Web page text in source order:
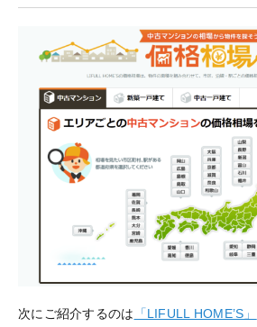
次にご紹介するのは 「LIFULL HOME’S」